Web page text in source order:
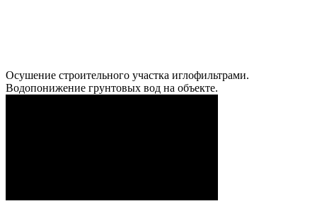
Осушение строительного участка иглофильтрами.
Водопонижение грунтовых вод на объекте.